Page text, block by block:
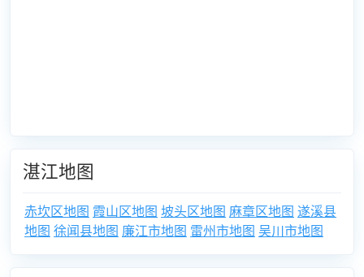
湛江地图
赤坎区地图 霞山区地图 坡头区地图 麻章区地图 遂溪县
地图 徐闻县地图 廉江市地图 雷州市地图 吴川市地图